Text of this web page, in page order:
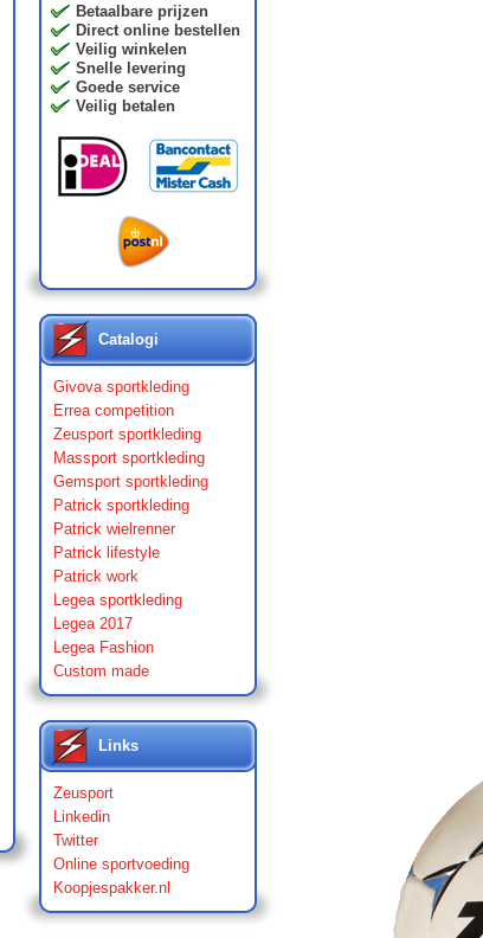
Betaalbare prijzen
Direct online bestellen
Veilig winkelen
Snelle levering
Goede service
Veilig betalen
Catalogi
Givova sportkleding
Errea competition
Zeusport sportkleding
Massport sportkleding
Gemsport sportkleding
Patrick sportkleding
Patrick wielrenner
Patrick lifestyle
Patrick work
Legea sportkleding
Legea 2017
Legea Fashion
Custom made
Links
Zeusport
Linkedin
Twitter
Online sportvoeding
Koopjespakker.nl